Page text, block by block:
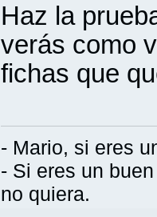
Haz la
verás como
fichas que
- Mario, si eres
- Si eres un
no quiera.